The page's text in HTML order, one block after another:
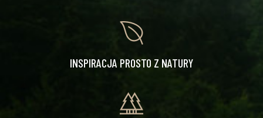
INSPIRACJA PROSTO Z NATURY